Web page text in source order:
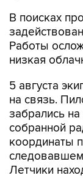
В поисках
Работы
низкая
5 августа
на связь.
забрались
собранной
координаты
Летчики